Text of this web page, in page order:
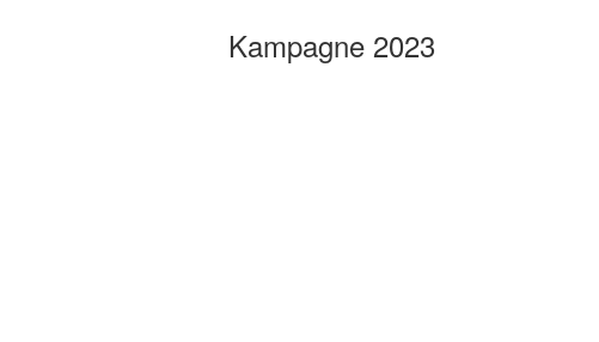
Kampagne 2023